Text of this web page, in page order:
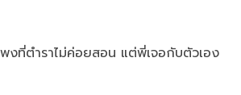
งที่ตำราไม่ค่อยสอน แต่พี่เจอกับตัวเอง